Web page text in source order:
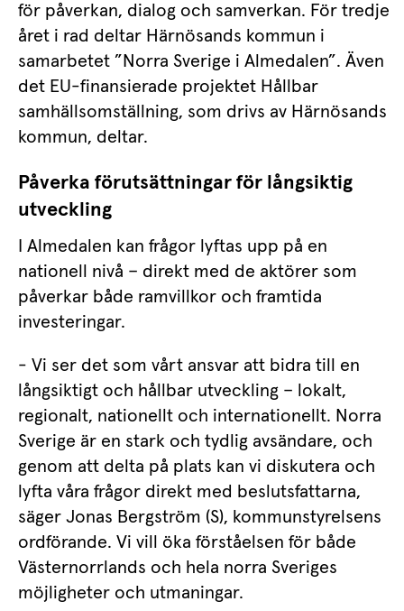
för påverkan, dialog och samverkan. För tredje
året i rad deltar Härnösands kommun i
samarbetet ”Norra Sverige i Almedalen”. Även
det EU-finansierade projektet Hållbar
samhällsomställning, som drivs av Härnösands
kommun, deltar.
Påverka förutsättningar för långsiktig
utveckling
I Almedalen kan frågor lyftas upp på en
nationell nivå – direkt med de aktörer som
påverkar både ramvillkor och framtida
investeringar.
- Vi ser det som vårt ansvar att bidra till en
långsiktigt och hållbar utveckling – lokalt,
regionalt, nationellt och internationellt. Norra
Sverige är en stark och tydlig avsändare, och
genom att delta på plats kan vi diskutera och
lyfta våra frågor direkt med beslutsfattarna,
säger Jonas Bergström (S), kommunstyrelsens
ordförande. Vi vill öka förståelsen för både
Västernorrlands och hela norra Sveriges
möjligheter och utmaningar.